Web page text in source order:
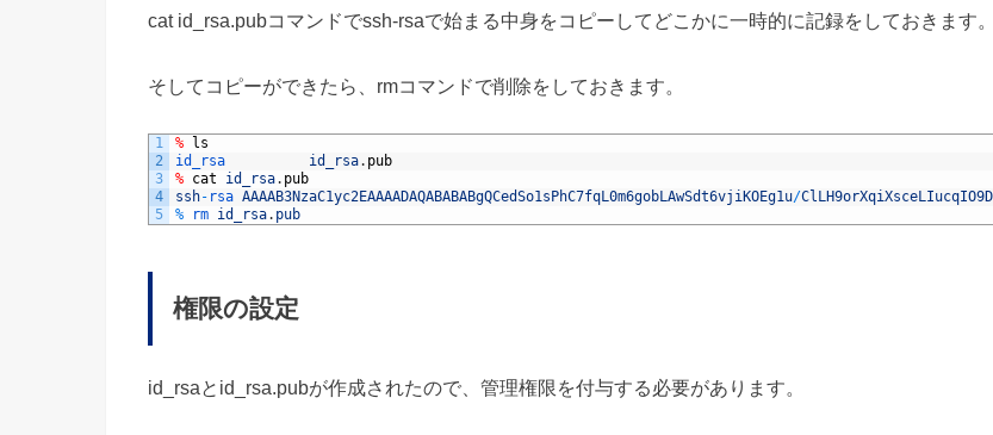
cat id_rsa.pubコマンドでssh-rsaで始まる中身をコピーしてどこかに一時的に記録をしておきます。
そしてコピーができたら、rmコマンドで削除をしておきます。
1
2
3
4
5
%
ls
id_rsa. pub
% cat id_rsa. pub
ssh- rsa AAAAB3NzaC1yc2EAAAADAQABABABgQCedSo1sPhC7fqL0m6gobLAwSdt6vjiKOEg1u/
%
rm id_rsa. pub
権限の設定
id_rsaとid_rsa.pubが作成されたので、管理権限を付与する必要があります。